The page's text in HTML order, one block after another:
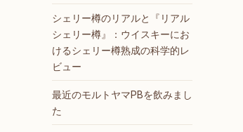
シェリー樽のリアルと『リアル
シェリー樽』：ウイスキーにお
けるシェリー樽熟成の科学的レ
ビュー
最近のモルトヤマPBを飲みまし
た